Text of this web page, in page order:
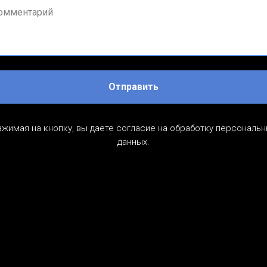
Отправить
на кнопку, вы даете согласие на обработку
данных.